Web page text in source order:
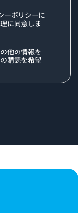
ーポリシーに
に同意しま
他の情報を
購読を希望